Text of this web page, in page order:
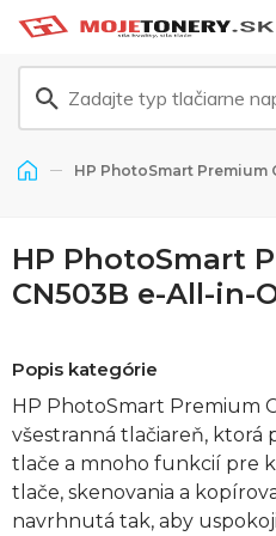
HP PhotoSmart Premium
HP PhotoSmart
CN503B e-All-in-
Popis kategórie
HP PhotoSmart Premium
všestranná tlačiareň, ktorá
tlače a mnoho funkcií pre
tlače, skenovania a
navrhnutá tak, aby